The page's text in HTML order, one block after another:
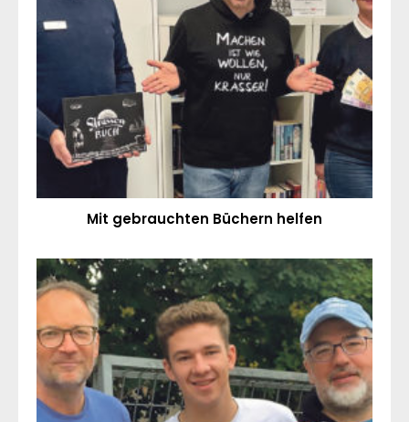
Mit gebrauchten Büchern helfen